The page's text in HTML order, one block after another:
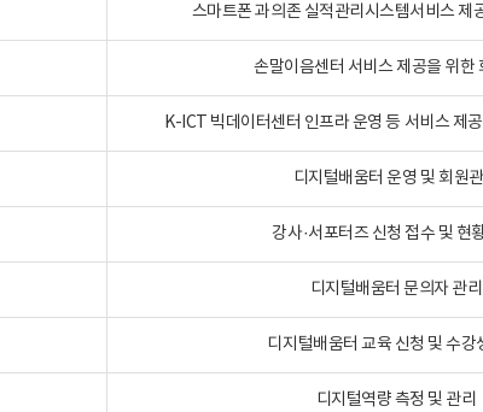
스마트폰 과의존 실적관리시스템서비스 제
손말이음센터 서비스 제공을 위한
K-ICT 빅데이터센터 인프라 운영 등 서비스 제
디지털배움터 운영 및 회원
강사·서포터즈 신청 접수 및 현
디지털배움터 문의자 관리
디지털배움터 교육 신청 및 수강
디지털역량 측정 및 관리